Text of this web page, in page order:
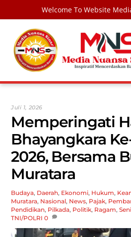
Welcome To Website
content
Juli 1, 2026
Memperingati
Bhayangkara
2026, Bersama
Muratara
Budaya, Daerah, Ekonomi, Hukum,
Muratara, Nasional, News, Pajak,
Pendidikan, Pilkada, Politik, Ragam,
TNI/POLRI 0